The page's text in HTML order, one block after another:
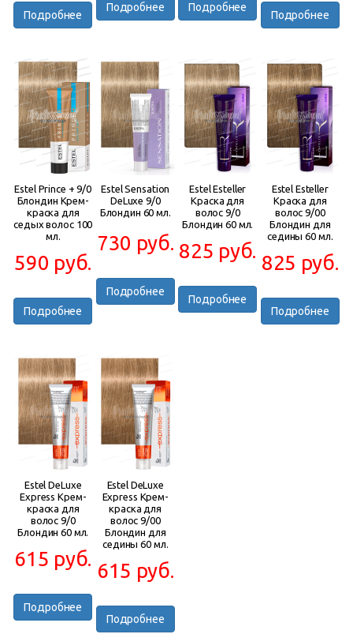
Подробнее
Подробнее Подробнее
Подробнее
Estel Prince + 9/0
Блондин Крем-
краска для
седых волос 100
мл.
590 руб.
Подробнее
Estel Sensation
DeLuxe 9/0
Блондин 60 мл.
730 руб.
Подробнее
Estel Esteller
Краска для
волос 9/0
Блондин 60 мл.
825 руб.
Подробнее
Estel Esteller
Краска для
волос 9/00
Блондин для
седины 60 мл.
825 руб.
Подробнее
Estel DeLuxe
Express Крем-
краска для
волос 9/0
Блондин 60 мл.
615 руб.
Подробнее
Estel DeLuxe
Express Крем-
краска для
волос 9/00
Блондин для
седины 60 мл.
615 руб.
Подробнее